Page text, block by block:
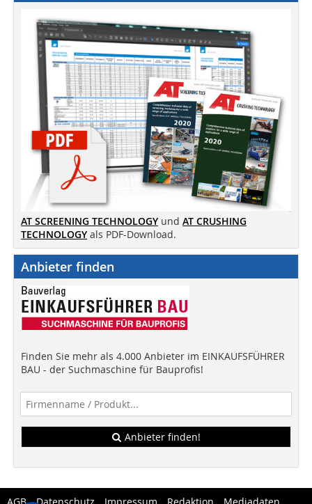
AT SCREENING TECHNOLOGY und AT CRUSHING
TECHNOLOGY als PDF-Download.
Anbieter finden
Finden Sie mehr als 4.000 Anbieter im EINKAUFSFÜHRER
BAU - der Suchmaschine für Bauprofis!
Anbieter finden!